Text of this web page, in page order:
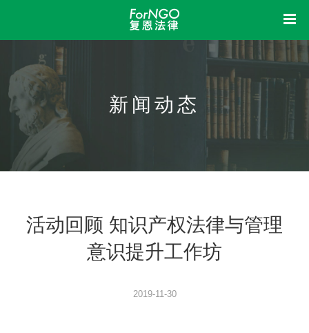
复恩
关于我们
组织架构
机构制度
信息公开
业务活动
荣誉资质
洞察
我想
法律体检
法律咨询
法律培训
加入我们
新闻动态
活动回顾 知识产权法律与管理
意识提升工作坊
2019-11-30